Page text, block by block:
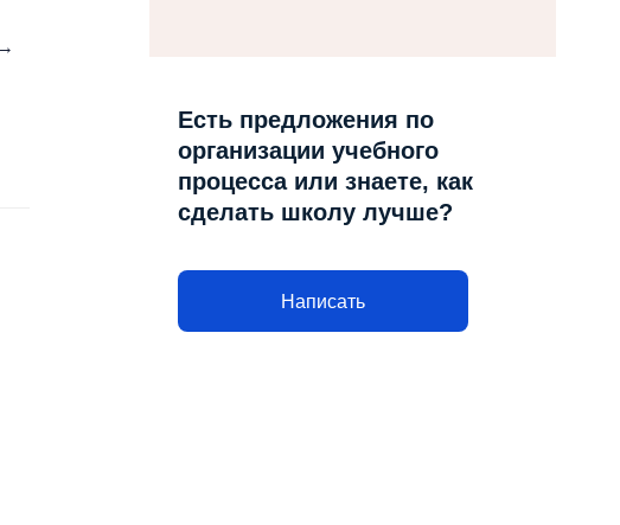
Есть предложения по
организации учебного
процесса или знаете, как
сделать школу лучше?
Написать